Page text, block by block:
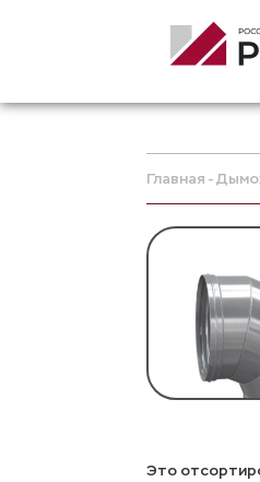
Главная
Это